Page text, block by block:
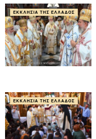
ΕΚΚΛΗΣΊΑ ΤΗΣ ΕΛΛΆΔΟΣ
ΕΚΚΛΗΣΊΑ ΤΗΣ ΕΛΛΆΔΟΣ